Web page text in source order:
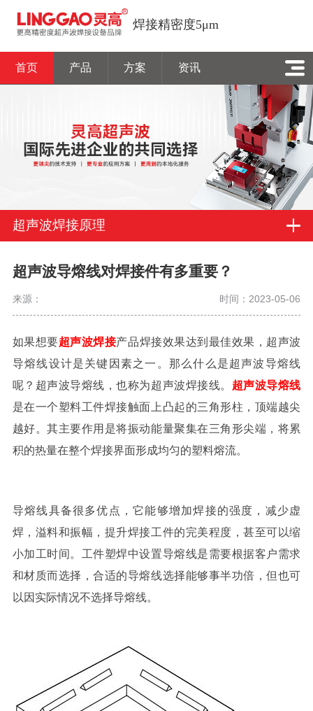
焊接精密度5μm
首页 产品 方案 资讯
超声波焊接原理
超声波导熔线对焊接件有多重要？
来源： 时间：2023-05-06
如果想要超声波焊接产品焊接效果达到最佳效果，超声波
导熔线设计是关键因素之一。那么什么是超声波导熔线
呢？超声波导熔线，也称为超声波焊接线。 超声波导熔线
是在一个塑料工件焊接触面上凸起的三角形柱，顶端越尖
越好。其主要作用是将振动能量聚集在三角形尖端，将累
积的热量在整个焊接界面形成均匀的塑料熔流。
导熔线具备很多优点，它能够增加焊接的强度，减少虚
焊，溢料和振幅，提升焊接工件的完美程度，甚至可以缩
小加工时间。工件塑焊中设置导熔线是需要根据客户需求
和材质而选择，合适的导熔线选择能够事半功倍，但也可
以因实际情况不选择导熔线。